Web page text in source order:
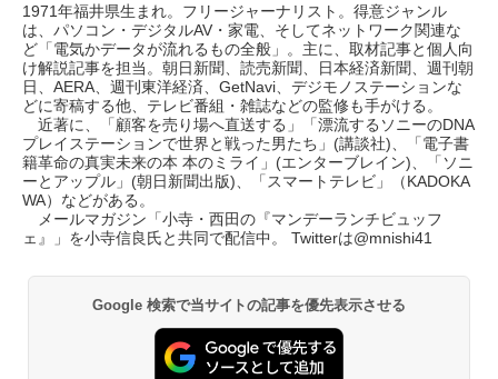
1971年福井県生まれ。フリージャーナリスト。得意ジャンル
は、パソコン・デジタルAV・家電、そしてネットワーク関連な
ど「電気かデータが流れるもの全般」。主に、取材記事と個人向
け解説記事を担当。朝日新聞、読売新聞、日本経済新聞、週刊朝
日、AERA、週刊東洋経済、GetNavi、デジモノステーションな
どに寄稿する他、テレビ番組・雑誌などの監修も手がける。
近著に、「顧客を売り場へ直送する」「漂流するソニーのDNA
プレイステーションで世界と戦った男たち」(講談社)、「電子書
籍革命の真実未来の本 本のミライ」(エンターブレイン)、「ソニ
ーとアップル」(朝日新聞出版)、「スマートテレビ」（KADOKA
WA）などがある。
メールマガジン「小寺・西田の『マンデーランチビュッフ
ェ』
」を小寺信良氏と共同で配信中。 Twitterは@mnishi41
Google 検索で当サイトの記事を優先表示させる